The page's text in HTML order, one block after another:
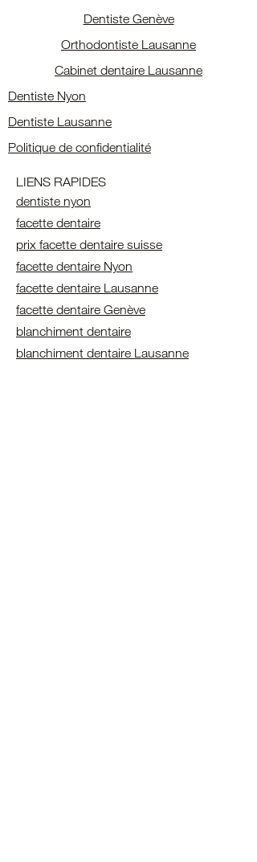
Dentiste Genève
Orthodontiste Lausanne
Cabinet dentaire Lausanne
Dentiste Nyon
Dentiste Lausanne
Politique de confidentialité
LIENS RAPIDES
dentiste nyon
facette dentaire
prix facette dentaire suisse
facette dentaire Nyon
facette dentaire Lausanne
facette dentaire Genève
blanchiment dentaire
blanchiment dentaire Lausanne